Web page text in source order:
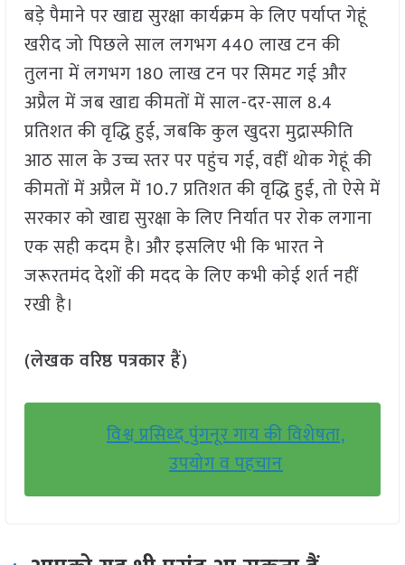
बड़े पैमाने पर खाद्य सुरक्षा कार्यक्रम के लिए पर्याप्त गेहूं
खरीद जो पिछले साल लगभग 440 लाख टन की
तुलना में लगभग 180 लाख टन पर सिमट गई और
अप्रैल में जब खाद्य कीमतों में साल-दर-साल 8.4
प्रतिशत की वृद्धि हुई, जबकि कुल खुदरा मुद्रास्फीति
आठ साल के उच्च स्तर पर पहुंच गई, वहीं थोक गेहूं की
कीमतों में अप्रैल में 10.7 प्रतिशत की वृद्धि हुई, तो ऐसे में
सरकार को खाद्य सुरक्षा के लिए निर्यात पर रोक लगाना
एक सही कदम है। और इसलिए भी कि भारत ने
जरूरतमंद देशों की मदद के लिए कभी कोई शर्त नहीं
रखी है।
(लेखक वरिष्ठ पत्रकार हैं)
विश्व प्रसिध्द पुंगनूर गाय की विशेषता,
उपयोग व पहचान